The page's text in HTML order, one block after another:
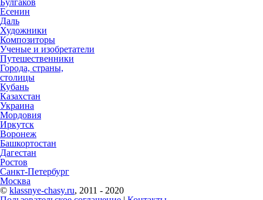
Булгаков
Есенин
Даль
Художники
Композиторы
Ученые и изобретатели
Путешественники
Города, страны,
столицы
Кубань
Казахстан
Украина
Мордовия
Иркутск
Воронеж
Башкортостан
Дагестан
Ростов
Санкт-Петербург
Москва
© klassnye-chasy.ru, 2011 - 2020